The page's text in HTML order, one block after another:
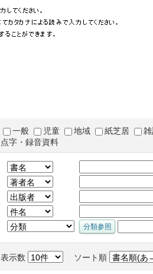
一般 児童 地域 紙芝居
点字・録音資料
表示数 ソート順